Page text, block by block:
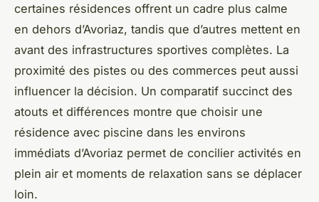
certaines résidences offrent un cadre plus calme
en dehors d’Avoriaz, tandis que d’autres mettent en
avant des infrastructures sportives complètes. La
proximité des pistes ou des commerces peut aussi
influencer la décision. Un comparatif succinct des
atouts et différences montre que choisir une
résidence avec piscine dans les environs
immédiats d’Avoriaz permet de concilier activités en
plein air et moments de relaxation sans se déplacer
loin.